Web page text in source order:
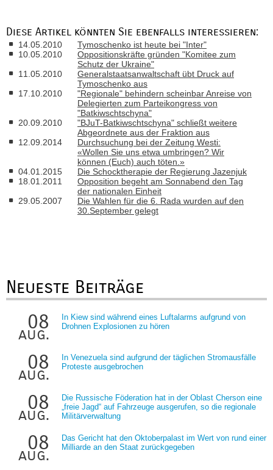
Diese Artikel könnten Sie ebenfalls interessieren:
14.05.2010
Tymoschenko ist heute bei "Inter"
10.05.2010
Oppositionskräfte gründen "Komitee zum
Schutz der Ukraine"
11.05.2010
Generalstaatsanwaltschaft übt Druck auf
Tymoschenko aus
17.10.2010
"Regionale" behindern scheinbar Anreise von
Delegierten zum Parteikongress von
"Batkiwschtschyna"
20.09.2010
"BJuT-Batkiwschtschyna" schließt weitere
Abgeordnete aus der Fraktion aus
12.09.2014
Durchsuchung bei der Zeitung Westi:
«Wollen Sie uns etwa umbringen? Wir
können (Euch) auch töten.»
04.01.2015
Die Schocktherapie der Regierung Jazenjuk
18.01.2011
Opposition begeht am Sonnabend den Tag
der nationalen Einheit
29.05.2007
Die Wahlen für die 6. Rada wurden auf den
30.September gelegt
Neueste Beiträge
08
aug.
In Kiew sind während eines Luftalarms aufgrund von
Drohnen Explosionen zu hören
08
aug.
In Venezuela sind aufgrund der täglichen Stromausfälle
Proteste ausgebrochen
08
aug.
Die Russische Föderation hat in der Oblast Cherson eine
„freie Jagd“ auf Fahrzeuge ausgerufen, so die regionale
Militärverwaltung
08
aug.
Das Gericht hat den Oktoberpalast im Wert von rund einer
Milliarde an den Staat zurückgegeben